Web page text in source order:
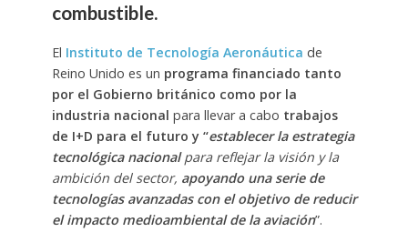
combustible.
El Instituto de Tecnología Aeronáutica de
Reino Unido es un programa financiado tanto
por el Gobierno británico como por la
industria nacional para llevar a cabo trabajos
de I+D para el futuro y “establecer la estrategia
tecnológica nacionalpara reflejar la visión y la
ambición del sector, apoyando una serie de
tecnologías avanzadas con el objetivo de reducir
el impacto medioambiental de la aviación”.